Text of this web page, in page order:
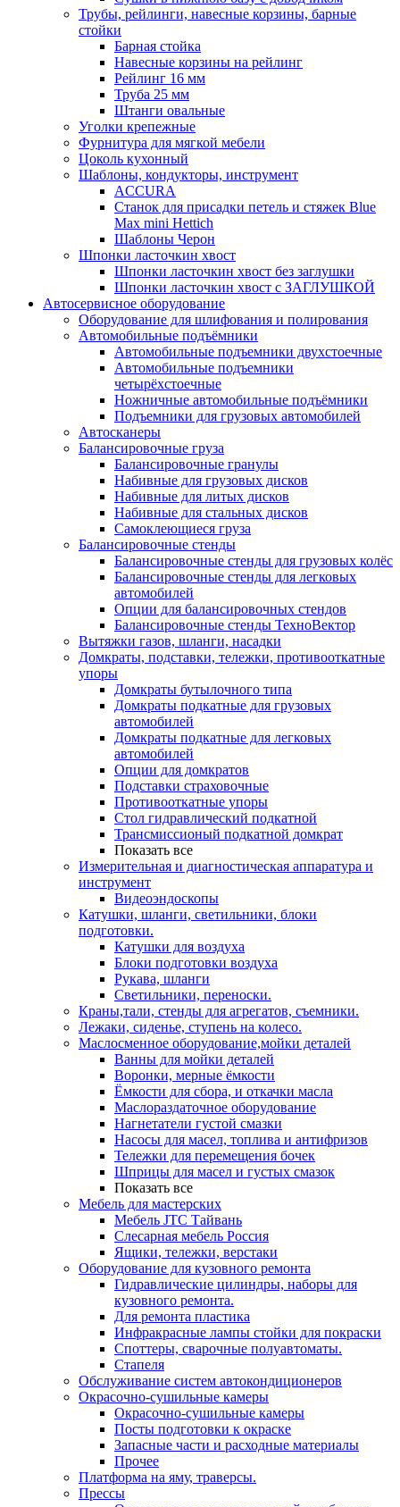
Трубы, рейлинги, навесные корзины, барные
стойки
Барная стойка
Навесные корзины на рейлинг
Рейлинг 16 мм
Труба 25 мм
Штанги овальные
Уголки крепежные
Фурнитура для мягкой мебели
Цоколь кухонный
Шаблоны, кондукторы, инструмент
ACCURA
Станок для присадки петель и стяжек Blue
Max mini Hettich
Шаблоны Черон
Шпонки ласточкин хвост
Шпонки ласточкин хвост без заглушки
Шпонки ласточкин хвост с ЗАГЛУШКОЙ
Автосервисное оборудование
Оборудование для шлифования и полирования
Автомобильные подъёмники
Автомобильные подъемники двухстоечные
Автомобильные подъемники
четырёхстоечные
Ножничные автомобильные подъёмники
Подъемники для грузовых автомобилей
Автосканеры
Балансировочные груза
Балансировочные гранулы
Набивные для грузовых дисков
Набивные для литых дисков
Набивные для стальных дисков
Самоклеющиеся груза
Балансировочные стенды
Балансировочные стенды для грузовых колёс
Балансировочные стенды для легковых
автомобилей
Опции для балансировочных стендов
Балансировочные стенды ТехноВектор
Вытяжки газов, шланги, насадки
Домкраты, подставки, тележки, противооткатные
упоры
Домкраты бутылочного типа
Домкраты подкатные для грузовых
автомобилей
Домкраты подкатные для легковых
автомобилей
Опции для домкратов
Подставки страховочные
Противооткатные упоры
Стол гидравлический подкатной
Трансмиссионый подкатной домкрат
Показать все
Измерительная и диагностическая аппаратура и
инструмент
Видеоэндоскопы
Катушки, шланги, светильники, блоки
подготовки.
Катушки для воздуха
Блоки подготовки воздуха
Рукава, шланги
Светильники, переноски.
Краны,тали, стенды для агрегатов, съемники.
Лежаки, сиденье, ступень на колесо.
Маслосменное оборудование,мойки деталей
Ванны для мойки деталей
Воронки, мерные ёмкости
Ёмкости для сбора, и откачки масла
Маслораздаточное оборудование
Нагнетатели густой смазки
Насосы для масел, топлива и антифризов
Тележки для перемещения бочек
Шприцы для масел и густых смазок
Показать все
Мебель для мастерских
Мебель JTC Тайвань
Слесарная мебель Россия
Ящики, тележки, верстаки
Оборудование для кузовного ремонта
Гидравлические цилиндры, наборы для
кузовного ремонта.
Для ремонта пластика
Инфракрасные лампы стойки для покраски
Споттеры, сварочные полуавтоматы.
Стапеля
Обслуживание систем автокондиционеров
Окрасочно-сушильные камеры
Окрасочно-сушильные камеры
Посты подготовки к окраске
Запасные части и расходные материалы
Прочее
Платформа на яму, траверсы.
Прессы